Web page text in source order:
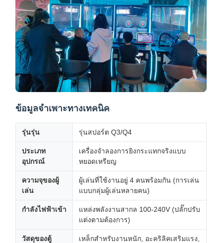
ข้อมูลจำเพาะทางเทคนิค
รุ่นรุ่น รุ่นสปอร์ต Q3/Q4
ประเภท
อุปกรณ์
เครื่องจำลองการยิงกระแทกจริงแบบ
หยอดเหรียญ
ความจุของผู้
เล่น
ผู้เล่นที่ใช้งานอยู่ 4 คนพร้อมกัน (การเล่น
แบบกลุ่มผู้เล่นหลายคน)
กำลังไฟฟ้าเข้า
แหล่งพลังงานสากล 100-240V (ปลั๊กปรับ
แต่งตามต้องการ)
วัสดุของตู้
เหล็กสำหรับงานหนัก, อะคริลิคเสริมแรง,